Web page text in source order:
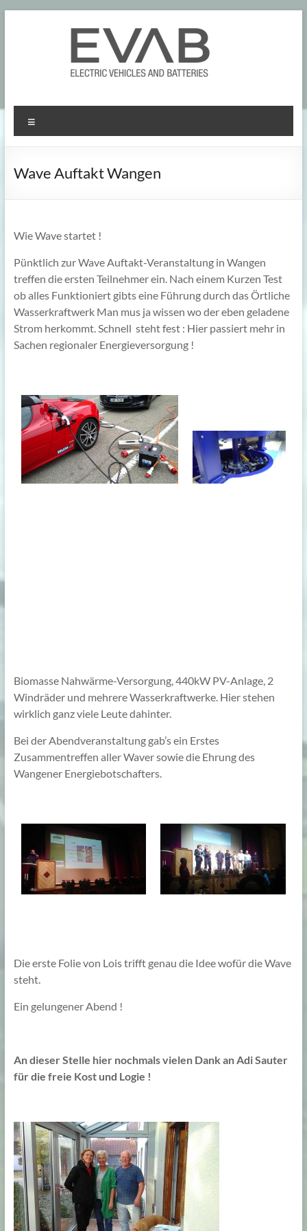
Wave Auftakt Wangen
Wie Wave startet !
Pünktlich zur Wave Auftakt-Veranstaltung in Wangen
treffen die ersten Teilnehmer ein. Nach einem Kurzen Test
ob alles Funktioniert gibts eine Führung durch das Örtliche
Wasserkraftwerk Man mus ja wissen wo der eben geladene
Strom herkommt. Schnell steht fest : Hier passiert mehr in
Sachen regionaler Energieversorgung !
Biomasse Nahwärme-Versorgung, 440kW PV-Anlage, 2
Windräder und mehrere Wasserkraftwerke. Hier stehen
wirklich ganz viele Leute dahinter.
Bei der Abendveranstaltung gab’s ein Erstes
Zusammentreffen aller Waver sowie die Ehrung des
Wangener Energiebotschafters.
Die erste Folie von Lois trifft genau die Idee wofür die Wave
steht.
Ein gelungener Abend !
An dieser Stelle hier nochmals vielen Dank an Adi Sauter
für die freie Kost und Logie !